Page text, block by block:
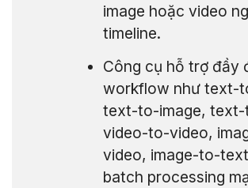
image hoặc video
timeline.
Công cụ hỗ trợ đầy
workflow như text-
text-to-image, text-
video-to-video,
video, image-to-
batch processing